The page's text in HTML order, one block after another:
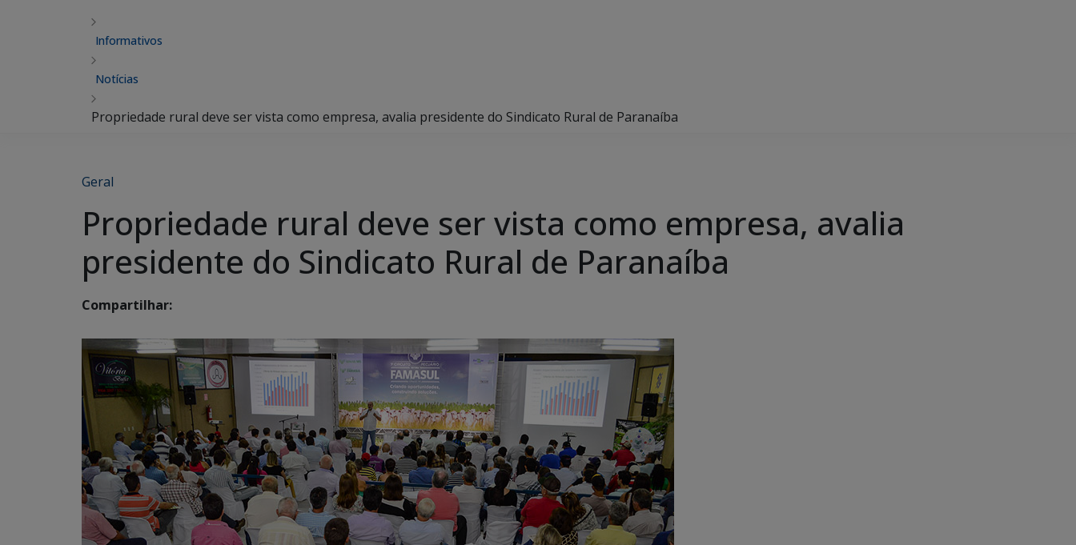
Informativos
Notícias
Propriedade rural deve ser vista como empresa, avalia presidente do Sindicato Rural de Paranaíba
Geral
Propriedade rural deve ser vista como empresa, avalia
presidente do Sindicato Rural de Paranaíba
Compartilhar: